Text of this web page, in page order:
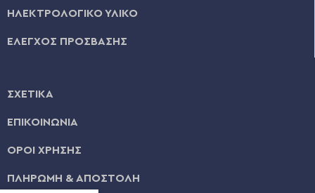
ΗΛΕΚΤΡΟΛΟΓΙΚΟ ΥΛΙΚΟ
ΕΛΕΓΧΟΣ ΠΡΟΣΒΑΣΗΣ
ΣΧΕΤΙΚΑ
ΕΠΙΚΟΙΝΩΝΙΑ
ΟΡΟΙ ΧΡΗΣΗΣ
ΠΛΗΡΩΜΗ & ΑΠΟΣΤΟΛΗ